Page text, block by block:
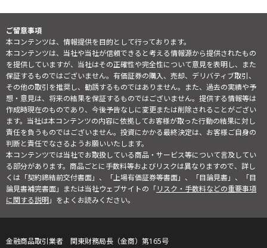
ご留意事項
本コンテンツは、情報提供を目的として行っております。
本コンテンツは、当社や当社が信頼できると考える情報源から提供されたもの
を提供していますが、当社はその正確性や完全性について意見を表明し、また
保証するものではございません。有価証券の購入、売却、デリバティブ取引、
その他の取引を推奨し、勧誘するものではありません。また、過去の実績や予
想・意見は、将来の結果を保証するものではございません。提供する情報等は
作成時現在のものであり、今後予告なしに変更または削除されることがござい
ます。当社は本コンテンツの内容に依拠してお客様が取った行動の結果に対し
責任を負うものではございません。投資にかかる最終決定は、お客様ご自身の
判断と責任でなさるようお願いいたします。
本コンテンツでは当社でお取扱している商品・サービス等について言及してい
る部分があります。商品ごとに手数料等およびリスクは異なりますので、詳し
くは「契約締結前交付書面」、「上場有価証券等書面」、「目論見書」、「目
論見書補完書面」または当社ウェブサイトの「リスク・手数料などの重要事項
に関する説明」をよくお読みください。
金融商品取引業者 関東財務局長（金商）第165号